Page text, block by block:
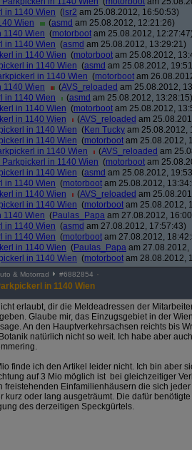
in 1140 Wien ( lsr2 am 25.08.2012, 16:50:53)
Wien
(asmd am 25.08.2012, 12:21:26)
1140 Wien (motorboot am 25.08.2012,
in 1140 Wien (asmd am 25.08.2012, 13:29:21)
in 1140 Wien (motorboot am 25.08.2012,
in 1140 Wien (asmd am 25.08.2012,
in 1140 Wien (motorboot am
1140 Wien
(AVS_reloaded am 25.08.2012,
in 1140 Wien
(asmd am 25.08.2012, 13:28:15)
in 1140 Wien (motorboot am 25.08.2012,
in 1140 Wien
(AVS_reloaded am
in 1140 Wien (Ken Tucky am 25.08.2012,
in 1140 Wien (motorboot am 25.08.2012,
in 1140 Wien
(AVS_reloaded am
Parkpickerl in 1140 Wien (motorboot am
in 1140 Wien (asmd am 25.08.2012,
in 1140 Wien (motorboot am 25.08.2012,
in 1140 Wien
(AVS_reloaded am
in 1140 Wien (motorboot am 25.08.2012,
1140 Wien (Paulas_Papa am 27.08.2012,
in 1140 Wien (asmd am 27.08.2012, 17:57:43)
in 1140 Wien (motorboot am 27.08.2012,
in 1140 Wien (Paulas_Papa am 27.08.2012,
in 1140 Wien (motorboot am 28.08.2012,
& Motorrad #6882854
in 1140 Wien
erlaubt, dir die Meldeadressen der
Glaube mir, das Einzugsgebiet in der
An den Hauptverkehrsachsen reichts bis
natürlich nicht so weit. Ich habe aber
finde ich den Artikel leider nicht. Ich bin aber
auf 3 Mio möglich ist bei gleichzeitiger
freistehenden Einfamilienhäusern die sich
kurz oder lang ausgeträumt. Die dafür
des derzeitigen Speckgürtels.